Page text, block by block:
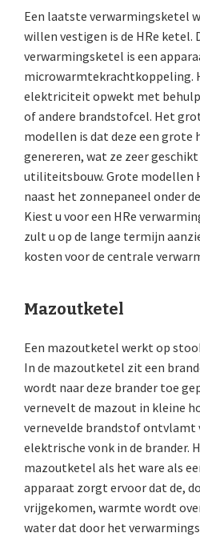
Een laatste verwarmingsketel
willen vestigen is de HRe ketel.
verwarmingsketel is een
microwarmtekrachtkoppeling.
elektriciteit opwekt met
of andere brandstofcel. Het
modellen is dat deze een grote
genereren, wat ze zeer
utiliteitsbouw. Grote modellen
naast het zonnepaneel onder
Kiest u voor een HRe
zult u op de lange termijn
kosten voor de centrale
Mazoutketel
Een mazoutketel werkt op
In de mazoutketel zit een
wordt naar deze brander toe
vernevelt de mazout in kleine
vernevelde brandstof ontvlamt
elektrische vonk in de brander.
mazoutketel als het ware als
apparaat zorgt ervoor dat de,
vrijgekomen, warmte wordt
water dat door het